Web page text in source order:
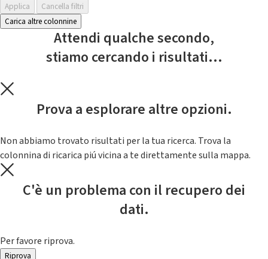
Applica
Cancella filtri
Carica altre colonnine
Attendi qualche secondo,
stiamo cercando i risultati...
Prova a esplorare altre opzioni.
Non abbiamo trovato risultati per la tua ricerca. Trova la
colonnina di ricarica piú vicina a te direttamente sulla mappa.
C'è un problema con il recupero dei
dati.
Per favore riprova.
Riprova